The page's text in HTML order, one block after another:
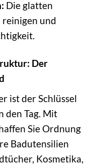
Die glatten
reinigen und
Der
ist der Schlüssel
den Tag. Mit
Sie Ordnung
Badutensilien
Kosmetika,